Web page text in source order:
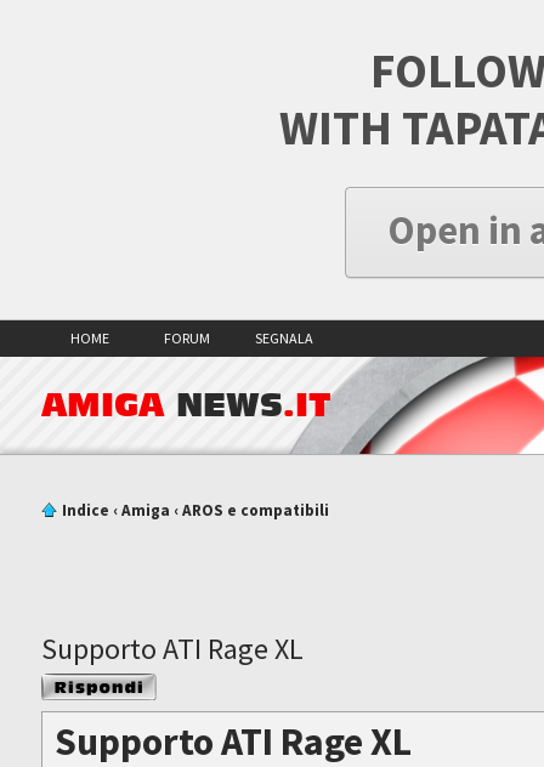
WITH
Open in
HOME FORUM SEGNALA
AMIGA NEWS.IT
Indice ‹Amiga ‹AROS e compatibili
Supporto ATI Rage XL
Rispondi al
messaggio
Supporto ATI Rage XL